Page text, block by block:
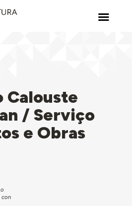
Calouste
/ Serviço
e Obras
con